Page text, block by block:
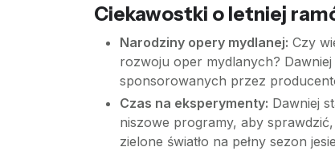
Ciekawostki o letniej
Narodziny opery mydlanej: Czy
rozwoju oper mydlanych?
sponsorowanych przez
Czas na eksperymenty: Dawniej
niszowe programy, aby
zielone światło na pełny sezon